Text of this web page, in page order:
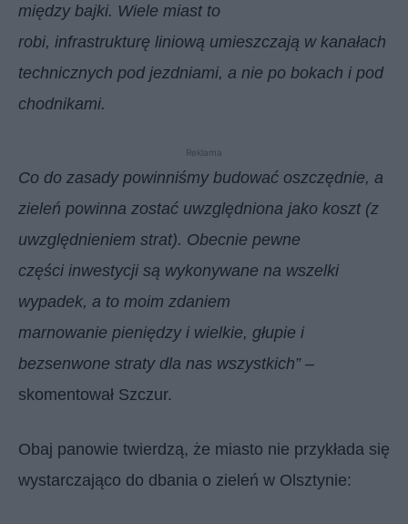
między bajki. Wiele miast to
robi, infrastrukturę liniową umieszczają w kanałach
technicznych pod jezdniami, a nie po bokach i pod
chodnikami.
Reklama
Co do zasady powinniśmy budować oszczędnie, a
zieleń powinna zostać uwzględniona jako koszt (z
uwzględnieniem strat). Obecnie pewne
części inwestycji są wykonywane na wszelki
wypadek, a to moim zdaniem
marnowanie pieniędzy i wielkie, głupie i
bezsenwone straty dla nas wszystkich”–
skomentował Szczur.
Obaj panowie twierdzą, że miasto nie przykłada się
wystarczająco do dbania o zieleń w Olsztynie: